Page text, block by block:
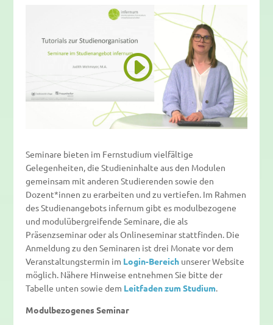
Seminare bieten im Fernstudium vielfältige
Gelegenheiten, die Studieninhalte aus den Modulen
gemeinsam mit anderen Studierenden sowie den
Dozent*innen zu erarbeiten und zu vertiefen. Im Rahmen
des Studienangebots infernum gibt es modulbezogene
und modulübergreifende Seminare, die als
Präsenzseminar oder als Onlineseminar stattfinden. Die
Anmeldung zu den Seminaren ist drei Monate vor dem
Veranstaltungstermin im Login-Bereich unserer Website
möglich. Nähere Hinweise entnehmen Sie bitte der
Tabelle unten sowie dem Leitfaden zum Studium.
Modulbezogenes Seminar